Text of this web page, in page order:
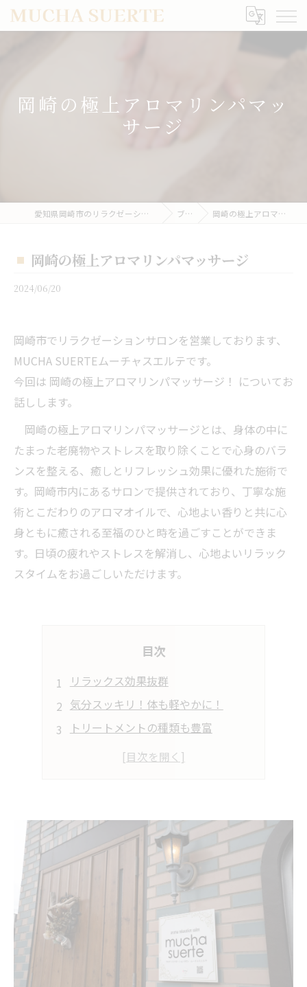
岡崎の極上アロマリンパマッ
サージ
愛知県岡崎市のリラクゼーションならMUCHA SUERTE ブログ 岡崎の極上アロマリンパマッサージ
岡崎の極上アロマリンパマッサージ
2024/06/20
岡崎市でリラクゼーションサロンを営業しております、
MUCHA SUERTEムーチャスエルテです。
今回は 岡崎の極上アロマリンパマッサージ！ についてお
話しします。
岡崎の極上アロマリンパマッサージとは、身体の中に
たまった老廃物やストレスを取り除くことで心身のバラ
ンスを整える、癒しとリフレッシュ効果に優れた施術で
す。岡崎市内にあるサロンで提供されており、丁寧な施
術とこだわりのアロマオイルで、心地よい香りと共に心
身ともに癒される至福のひと時を過ごすことができま
す。日頃の疲れやストレスを解消し、心地よいリラック
スタイムをお過ごしいただけます。
目次
リラックス効果抜群
気分スッキリ！体も軽やかに！
トリートメントの種類も豊富
心地よい香りと音楽に包まれて